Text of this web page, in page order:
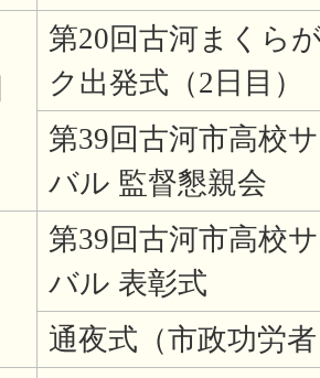
第20回古河まくら
ク出発式（2日目）
第39回古河市高校
バル 監督懇親会
第39回古河市高校
バル 表彰式
通夜式（市政功労